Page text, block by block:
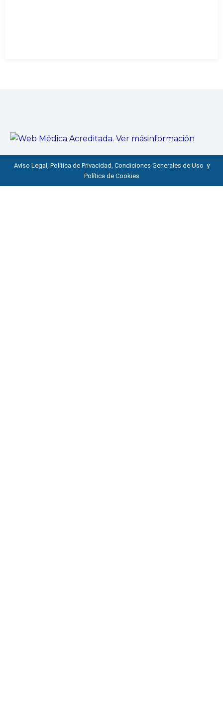
Aviso Legal, Política de Privacidad, Condiciones Generales de Uso y
Política de Cookies